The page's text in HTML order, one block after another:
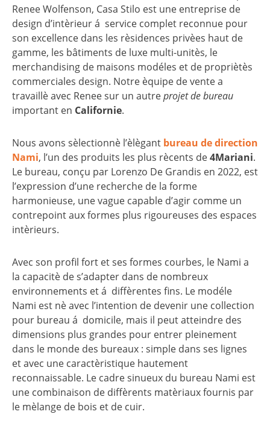
Renee Wolfenson, Casa Stilo est une entreprise de
design d’intèrieur á service complet reconnue pour
son excellence dans les rèsidences privèes haut de
gamme, les bâtiments de luxe multi-unitès, le
merchandising de maisons modéles et de propriètès
commerciales design. Notre èquipe de vente a
travaillè avec Renee sur un autreprojet de bureau
important en Californie.
Nous avons sèlectionnè l’èlègant bureau de direction
Nami, l’un des produits les plus rècents de4Mariani.
Le bureau, conçu par Lorenzo De Grandis en 2022, est
l’expression d’une recherche de la forme
harmonieuse, une vague capable d’agir comme un
contrepoint aux formes plus rigoureuses des espaces
intèrieurs.
Avec son profil fort et ses formes courbes, le Nami a
la capacitè de s’adapter dans de nombreux
environnements et á diffèrentes fins. Le modéle
Nami est nè avec l’intention de devenir une collection
pour bureau á domicile, mais il peut atteindre des
dimensions plus grandes pour entrer pleinement
dans le monde des bureaux : simple dans ses lignes
et avec une caractèristique hautement
reconnaissable. Le cadre sinueux du bureau Nami est
une combinaison de diffèrents matèriaux fournis par
le mèlange de bois et de cuir.